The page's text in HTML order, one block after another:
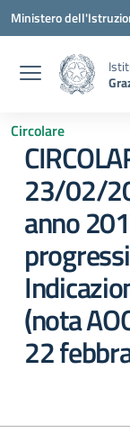
Vai ai contenuti
Vai al menu di
Vai al footer
Ministero
Circolare
23/02/
anno
(nota
22